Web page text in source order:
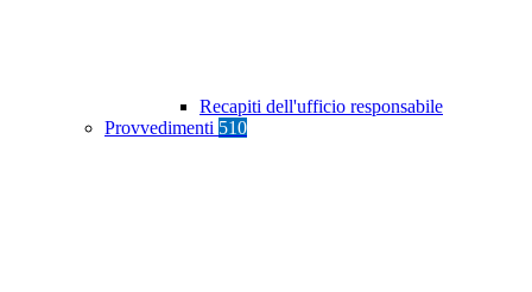
Recapiti dell'ufficio responsabile
Provvedimenti 510